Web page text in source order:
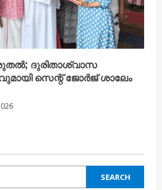
ദുരിതാശ്വാസ
സെന്റ് ജോർജ് ശാലേം
SEARCH